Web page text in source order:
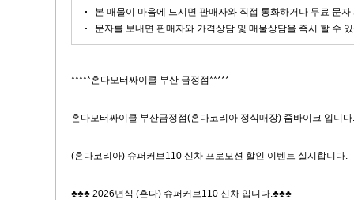
본 매물이 마음에 드시면 판매자와 직접 통화하거나 무료 문
문자를 보내면 판매자와 가격상담 및 매물상담을 즉시 할 수
*****혼다모터싸이클 부산 금정점*****
혼다모터싸이클 부산금정점(혼다코리아 정식매장) 줌바이크 입니다.
(혼다코리아) 슈퍼커브110 신차 프로모션 할인 이벤트 실시합니다.
♣♣♣ 2026년식 (혼다) 슈퍼커브110 신차 입니다.♣♣♣